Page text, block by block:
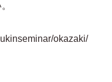
okazaki/